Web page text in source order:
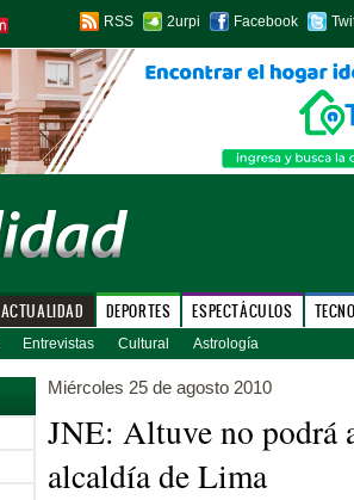
RSS 2urpi Facebook
ACTUALIDAD DEPORTES ESPECTÁCULOS
Entrevistas Cultural Astrología
Miércoles 25 de agosto 2010
JNE: Altuve no podrá
alcaldía de Lima